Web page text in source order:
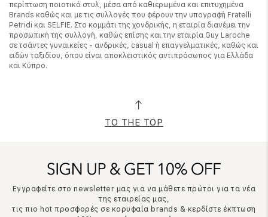
περίπτωση ποιοτικό στυλ, μέσα από καθιερωμένα και επιτυχημένα
Brands καθώς και με τις συλλογές που φέρουν την υπογραφή Fratelli
Petridi και SELFIE. Στο κομμάτι της χονδρικής, η εταιρία διανέμει την
προσωπική της συλλογή, καθώς επίσης και την εταιρία Guy Laroche
σε τσάντες γυναικείες - ανδρικές, casual ή επαγγελματικές, καθώς και
ειδών ταξιδίου, όπου είναι αποκλειστικός αντιπρόσωπος για Ελλάδα
και Κύπρο.
TO THE TOP
Εγγραφείτε στο newsletter μας για να μάθετε πρώτοι για τα νέα
της εταιρείας μας,
τις πιο hot προσφορές σε κορυφαία brands & κερδίστε έκπτωση